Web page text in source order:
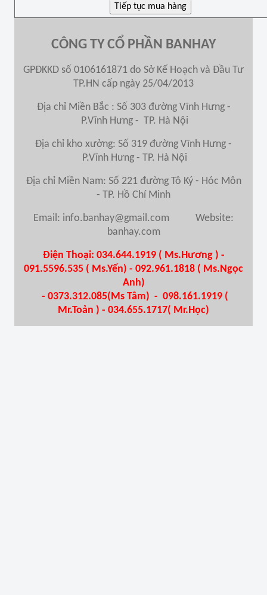
CÔNG TY CỔ PHẦN BANHAY
GPĐKKD số 0106161871 do Sở Kế Hoạch và Đầu Tư
TP.HN cấp ngày 25/04/2013
Địa chỉ Miền Bắc : Số 303 đường Vĩnh Hưng -
P.Vĩnh Hưng - TP. Hà Nội
Địa chỉ kho xưởng: Số 319 đường Vĩnh Hưng -
P.Vĩnh Hưng - TP. Hà Nội
Địa chỉ Miền Nam: Số 221 đường Tô Ký - Hóc Môn
- TP. Hồ Chí Minh
Email: info.banhay@gmail.com Website:
banhay.com
Điện Thoại: 034.644.1919 ( Ms.Hương ) -
091.5596.535 ( Ms.Yến) - 092.961.1818 ( Ms.Ngọc
Anh)
- 0373.312.085(Ms Tâm) - 098.161.1919 (
Mr.Toản ) - 034.655.1717( Mr.Học)